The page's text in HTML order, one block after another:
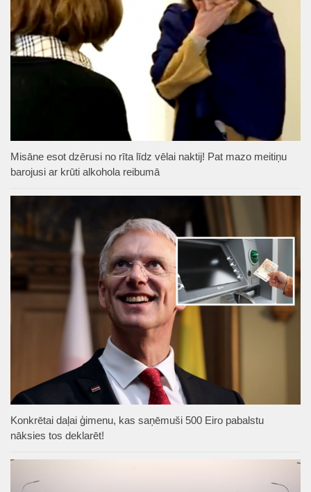
Misāne esot dzērusi no rīta līdz vēlai naktij! Pat mazo meitiņu
barojusi ar krūti alkohola reibumā
Konkrētai daļai ģimenu, kas saņēmuši 500 Eiro pabalstu
nāksies tos deklarēt!